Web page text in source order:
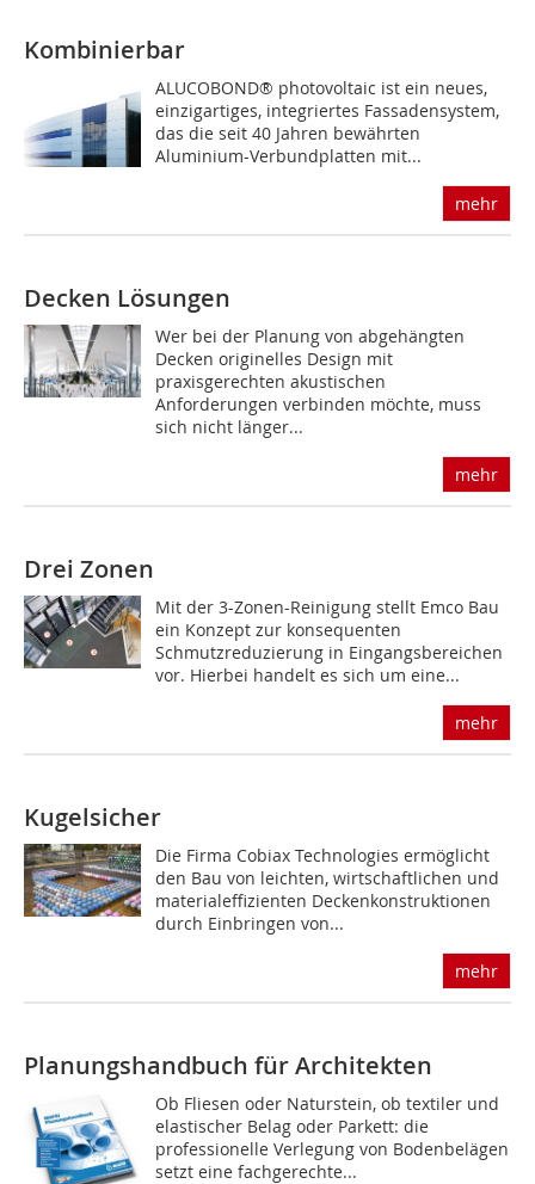
Kombinierbar
ALUCOBOND® photovoltaic ist ein neues,
einzigartiges, integriertes Fassadensystem,
das die seit 40 Jahren bewährten
Aluminium-Verbundplatten mit...
mehr
Decken Lösungen
Wer bei der Planung von abgehängten
Decken originelles Design mit
praxisgerechten akustischen
Anforderungen verbinden möchte, muss
sich nicht länger...
mehr
Drei Zonen
Mit der 3-Zonen-Reinigung stellt Emco Bau
ein Konzept zur konsequenten
Schmutzreduzierung in Eingangsbereichen
vor. Hierbei handelt es sich um eine...
mehr
Kugelsicher
Die Firma Cobiax Technologies ermöglicht
den Bau von leichten, wirtschaftlichen und
materialeffizienten Deckenkonstruktionen
durch Einbringen von...
mehr
Planungshandbuch für Architekten
Ob Fliesen oder Naturstein, ob textiler und
elastischer Belag oder Parkett: die
professionelle Verlegung von Bodenbelägen
setzt eine fachgerechte...